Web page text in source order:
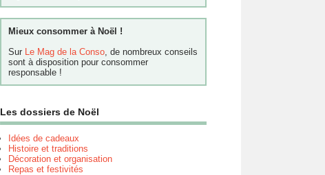
Mieux consommer à Noël !
Sur Le Mag de la Conso, de nombreux conseils
sont à disposition pour consommer
responsable !
Les dossiers de Noël
Idées de cadeaux
Histoire et traditions
Décoration et organisation
Repas et festivités